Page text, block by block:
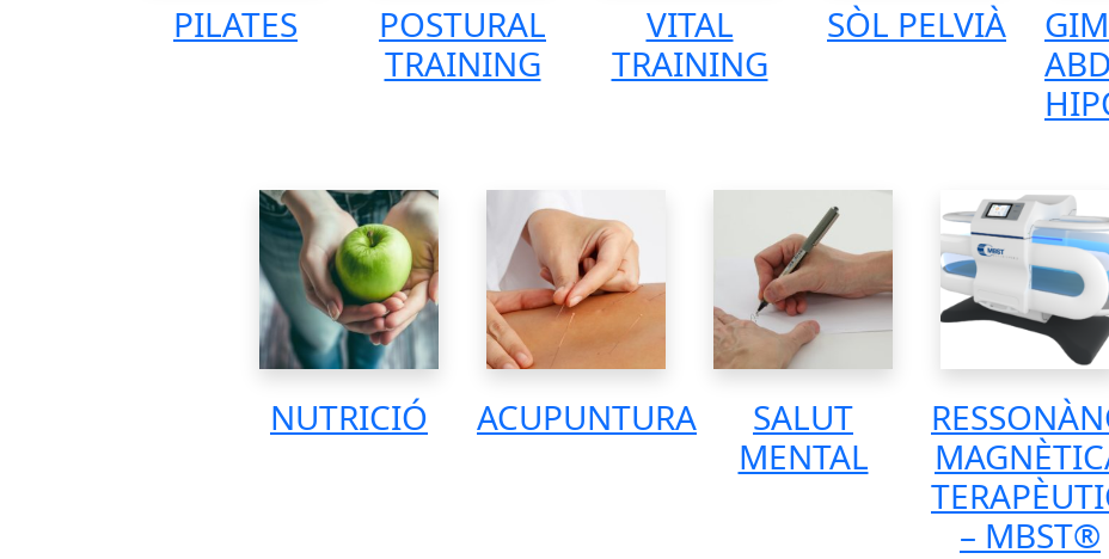
PILATES
POSTURAL
TRAINING
VITAL
TRAINING
SÒL PELVIÀ
NUTRICIÓ ACUPUNTURA
SALUT
MENTAL
– MBST®